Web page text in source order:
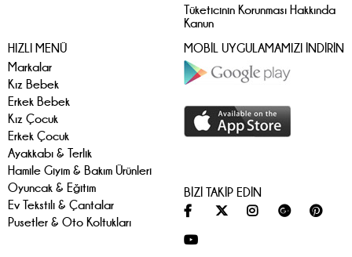
Tüketicinin Korunması Hakkında
Kanun
HIZLI MENÜ
Markalar
Kız Bebek
Erkek Bebek
Kız Çocuk
Erkek Çocuk
Ayakkabı & Terlik
Hamile Giyim & Bakım Ürünleri
Oyuncak & Eğitim
Ev Tekstili & Çantalar
Pusetler & Oto Koltukları
MOBİL UYGULAMAMIZI İNDİRİN
BİZİ TAKİP EDİN